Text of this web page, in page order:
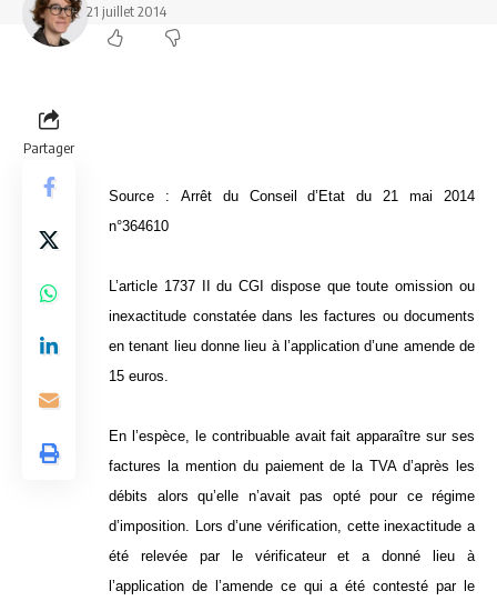
21 juillet 2014
Partager
Source :
Arrêt du Conseil d’Etat du 21 mai 2014
n°364610
L’article 1737 II du CGI dispose que toute omission ou
inexactitude constatée dans les factures ou documents
en tenant lieu donne lieu à l’application d’une amende de
15 euros.
En l’espèce, le contribuable avait fait apparaître sur ses
factures la mention du paiement de la TVA d’après les
débits alors qu’elle n’avait pas opté pour ce régime
d’imposition. Lors d’une vérification, cette inexactitude a
été relevée par le vérificateur et a donné lieu à
l’application de l’amende ce qui a été contesté par le